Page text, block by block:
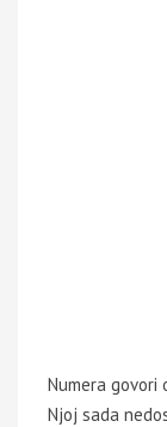
Numera govori
Njoj sada